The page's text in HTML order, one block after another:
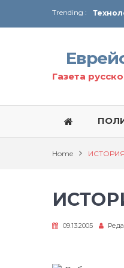
Trending :
Газета
Home
09.13.2005